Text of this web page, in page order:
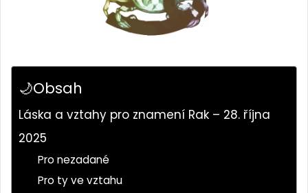
🌙Obsah
Láska a vztahy pro znamení Rak – 28. října
2025
Pro nezadané
Pro ty ve vztahu